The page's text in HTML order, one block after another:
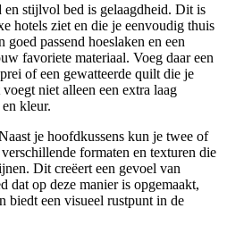
en stijlvol bed is gelaagdheid. Dit is
hotels ziet en die je eenvoudig thuis
goed passend hoeslaken en een
favoriete materiaal. Voeg daar een
of een gewatteerde quilt die je
niet alleen een extra laag
kleur.
je hoofdkussens kun je twee of
formaten en texturen die
Dit creëert een gevoel van
dat op deze manier is opgemaakt,
biedt een visueel rustpunt in de